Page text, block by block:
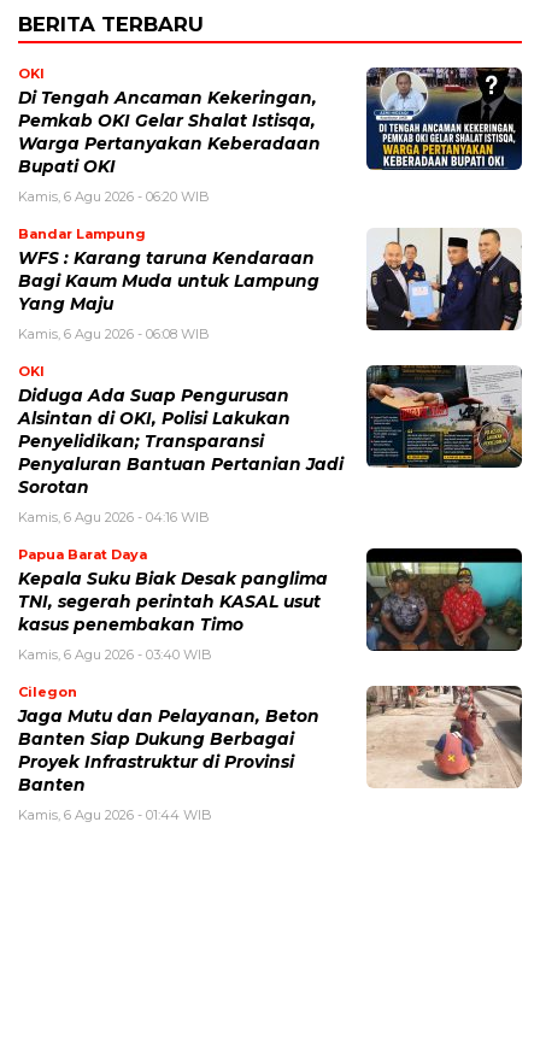
BERITA TERBARU
OKI
Di Tengah Ancaman Kekeringan,
Pemkab OKI Gelar Shalat Istisqa,
Warga Pertanyakan Keberadaan
Bupati OKI
Kamis, 6 Agu 2026 - 06:20 WIB
Bandar Lampung
WFS : Karang taruna Kendaraan
Bagi Kaum Muda untuk Lampung
Yang Maju
Kamis, 6 Agu 2026 - 06:08 WIB
OKI
Diduga Ada Suap Pengurusan
Alsintan di OKI, Polisi Lakukan
Penyelidikan; Transparansi
Penyaluran Bantuan Pertanian Jadi
Sorotan
Kamis, 6 Agu 2026 - 04:16 WIB
Papua Barat Daya
Kepala Suku Biak Desak panglima
TNI, segerah perintah KASAL usut
kasus penembakan Timo
Kamis, 6 Agu 2026 - 03:40 WIB
Cilegon
Jaga Mutu dan Pelayanan, Beton
Banten Siap Dukung Berbagai
Proyek Infrastruktur di Provinsi
Banten
Kamis, 6 Agu 2026 - 01:44 WIB